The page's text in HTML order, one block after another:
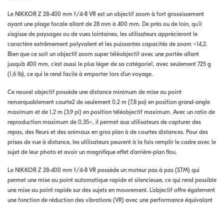
Le NIKKOR Z 28-400 mm f/4-8 VR est un objectif zoom à fort grossissement
ayant une plage focale allant de 28 mm à 400 mm. De près ou de loin, qu’il
s’agisse de paysages ou de vues lointaines, les utilisateurs apprécieront le
caractère extrêmement polyvalent et les puissantes capacités de zoom ×14,2.
Bien que ce soit un objectif zoom super téléobjectif avec une portée allant
jusqu’à 400 mm, c’est aussi le plus léger de sa catégorie1, avec seulement 725 g
(1,6 lb), ce qui le rend facile à emporter lors d’un voyage.
Ce nouvel objectif possède une distance minimum de mise au point
remarquablement courte2 de seulement 0,2 m (7,8 po) en position grand-angle
maximum et de 1,2 m (3,9 pi) en position téléobjectif maximum. Avec un ratio de
reproduction maximum de 0,35×, il permet aux utilisateurs de capturer des
repas, des fleurs et des animaux en gros plan à de courtes distances. Pour des
prises de vue à distance, les utilisateurs peuvent à la fois remplir le cadre avec le
sujet de leur photo et avoir un magnifique effet d’arrière-plan flou.
Le NIKKOR Z 28-400 mm f/4-8 VR possède un moteur pas à pas (STM) qui
permet une mise au point automatique rapide et silencieuse, ce qui rend possible
une mise au point rapide sur des sujets en mouvement. L’objectif offre également
une fonction de réduction des vibrations (VR) avec une performance équivalant